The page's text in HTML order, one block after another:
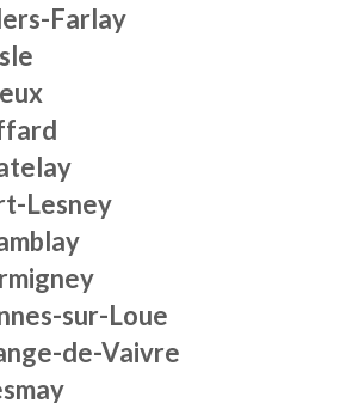
Farlay
Lesney
sur-Loue
de-Vaivre